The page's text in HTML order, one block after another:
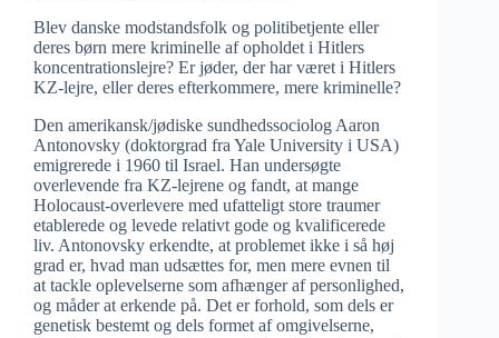
Blev danske modstandsfolk og politibetjente eller
deres børn mere kriminelle af opholdet i Hitlers
koncentrationslejre? Er jøder, der har været i Hitlers
KZ-lejre, eller deres efterkommere, mere kriminelle?
Den amerikansk/jødiske sundhedssociolog Aaron
Antonovsky (doktorgrad fra Yale University i USA)
emigrerede i 1960 til Israel. Han undersøgte
overlevende fra KZ-lejrene og fandt, at mange
Holocaust-overlevere med ufatteligt store traumer
etablerede og levede relativt gode og kvalificerede
liv. Antonovsky erkendte, at problemet ikke i så høj
grad er, hvad man udsættes for, men mere evnen til
at tackle oplevelserne som afhænger af personlighed,
og måder at erkende på. Det er forhold, som dels er
genetisk bestemt og dels formet af omgivelserne,